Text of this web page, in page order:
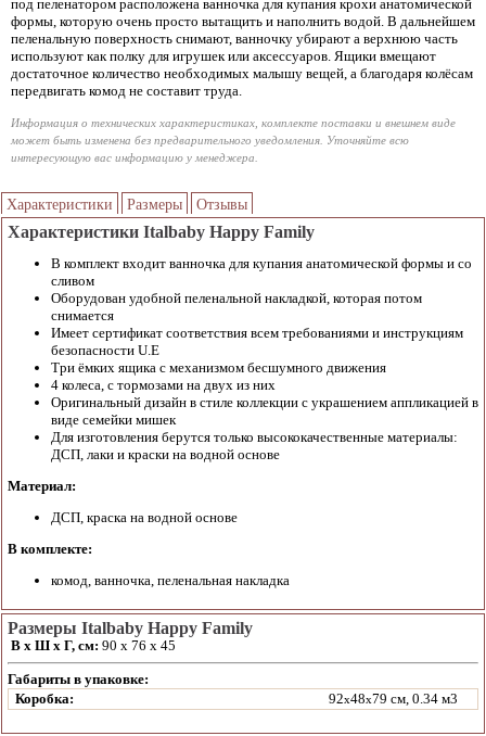
под пеленатором расположена ванночка для купания крохи анатомической
формы, которую очень просто вытащить и наполнить водой. В дальнейшем
пеленальную поверхность снимают, ванночку убирают а верхнюю часть
используют как полку для игрушек или аксессуаров. Ящики вмещают
достаточное количество необходимых малышу вещей, а благодаря колёсам
передвигать комод не составит труда.
Информация о технических характеристиках, комплекте поставки и внешнем виде
может быть изменена без предварительного уведомления. Уточняйте всю
интересующую вас информацию у менеджера.
Характеристики Размеры Отзывы
Характеристики Italbaby Happy Family
В комплект входит ванночка для купания анатомической формы и со
сливом
Оборудован удобной пеленальной накладкой, которая потом
снимается
Имеет сертификат соответствия всем требованиями и инструкциям
безопасности U.E
Три ёмких ящика с механизмом бесшумного движения
4 колеса, с тормозами на двух из них
Оригинальный дизайн в стиле коллекции с украшением аппликацией в
виде семейки мишек
Для изготовления берутся только высококачественные материалы:
ДСП, лаки и краски на водной основе
Материал:
ДСП, краска на водной основе
В комплекте:
комод, ванночка, пеленальная накладка
Размеры Italbaby Happy Family
В х Ш х Г, см: 90 х 76 х 45
Габариты в упаковке:
Коробка:
92x48x79 см, 0.34 м3